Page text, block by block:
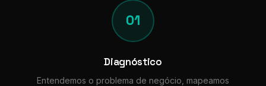
01
Diagnóstico
Entendemos o problema de negócio, mapeamos